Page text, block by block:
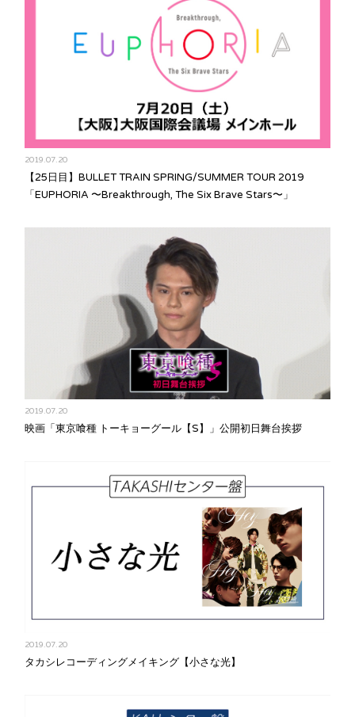
2019.07.20
【25日目】BULLET TRAIN SPRING/SUMMER TOUR 2019
「EUPHORIA 〜Breakthrough, The Six Brave Stars〜」
2019.07.20
映画「東京喰種 トーキョーグール【S】」公開初日舞台挨拶
2019.07.20
タカシレコーディングメイキング【小さな光】